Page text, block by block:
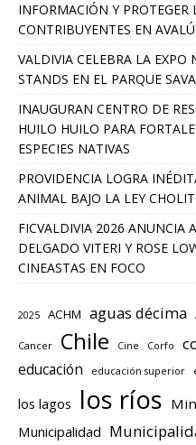
INFORMACIÓN Y PROTEGER
CONTRIBUYENTES EN
VALDIVIA CELEBRA LA
STANDS EN EL PARQUE
INAUGURAN CENTRO DE
HUILO HUILO PARA
ESPECIES NATIVAS
PROVIDENCIA LOGRA
ANIMAL BAJO LA LEY
FICVALDIVIA 2026 ANUNCIA
DELGADO VITERI Y ROSE
CINEASTAS EN FOCO
2025 ACHM aguas décima
Cancer Chile Cine Corfo
educación educación superior
los lagos los ríos
Municipalidad